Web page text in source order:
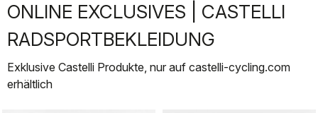
ONLINE EXCLUSIVES | CASTELLI
RADSPORTBEKLEIDUNG
Exklusive Castelli Produkte, nur auf castelli-cycling.com
erhältlich